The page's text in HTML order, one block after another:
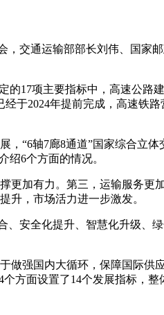
，交通运输部部长刘伟、国
17项主要指标中，高速公路
于2024年提前完成，高速铁
“6轴7廊8通道”国家综合立
绍6个方面的情况。
加有力。第三，运输服务更
升，市场活力进一步激发。
安全化提升、智慧化升级、
强国内大循环，保障国际供
方面设置了14个发展指标，